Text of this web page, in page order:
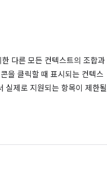
다른 모든 컨텍스트의 조합과
을 클릭할 때 표시되는 컨텍스
실제로 지원되는 항목이 제한될